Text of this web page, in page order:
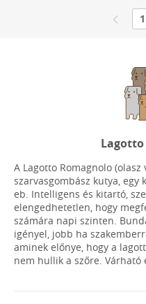
1
A Lagotto Romagnolo
szarvasgombász kutya, egy
eb. Intelligens és kitartó,
elengedhetetlen, hogy
számára napi szinten.
igényel, jobb ha
aminek előnye, hogy a
nem hullik a szőre. Várható